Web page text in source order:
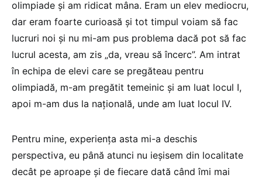
olimpiade și am ridicat mâna. Eram un elev mediocru,
dar eram foarte curioasă și tot timpul voiam să fac
lucruri noi și nu mi-am pus problema dacă pot să fac
lucrul acesta, am zis „da, vreau să încerc”. Am intrat
în echipa de elevi care se pregăteau pentru
olimpiadă, m-am pregătit temeinic și am luat locul I,
apoi m-am dus la națională, unde am luat locul IV.
Pentru mine, experiența asta mi-a deschis
perspectiva, eu până atunci nu ieșisem din localitate
decât pe aproape și de fiecare dată când îmi mai